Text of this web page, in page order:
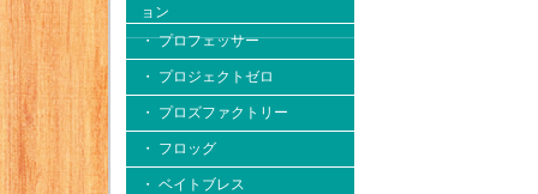
ョン
・ プロフェッサー
・ プロジェクトゼロ
・ プロズファクトリー
・ フロッグ
・ ベイトブレス